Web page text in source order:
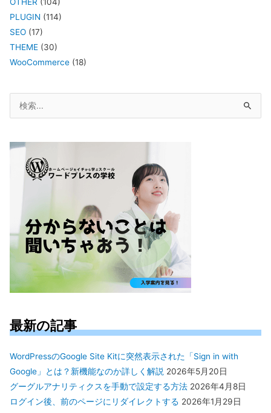
PLUGIN (114)
SEO (17)
THEME (30)
WooCommerce (18)
象:
最新の記事
WordPressのGoogle Site Kitに突然表示された「Sign in with
Google」とは？新機能なのか詳しく解説 2026年5月20日
グーグルアナリティクスを手動で設定する方法 2026年4月8日
ログイン後、前のページにリダイレクトする 2026年1月29日